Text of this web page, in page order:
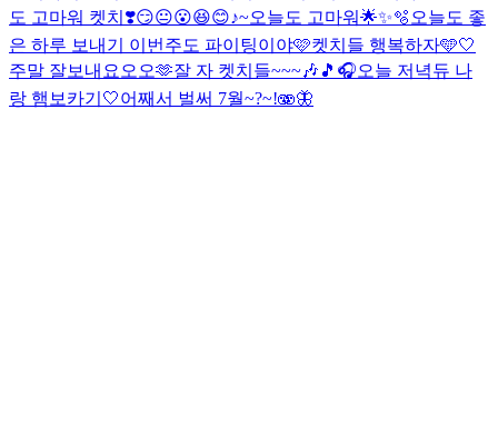
도 고마워 켓치❣️😏😐😮😆😊♪~오늘도 고마워🌟✨🫧 오늘도 좋
은 하루 보내기 이번주도 파이팅이야🩷켓치들 행복하자🩵🤍
주말 잘보내요오오🫶잘 자 켓치들~~~🎶🎵🎧오늘 저녁듀 나
랑 햄보카기🤍어째서 벌써 7월~?~!🫨🦋